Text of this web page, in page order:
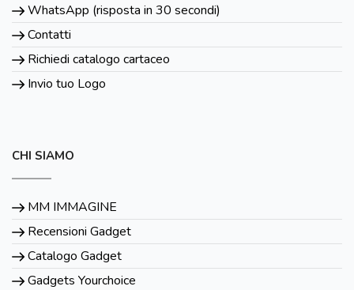
WhatsApp (risposta in 30 secondi)
Contatti
Richiedi catalogo cartaceo
Invio tuo Logo
CHI SIAMO
MM IMMAGINE
Recensioni Gadget
Catalogo Gadget
Gadgets Yourchoice